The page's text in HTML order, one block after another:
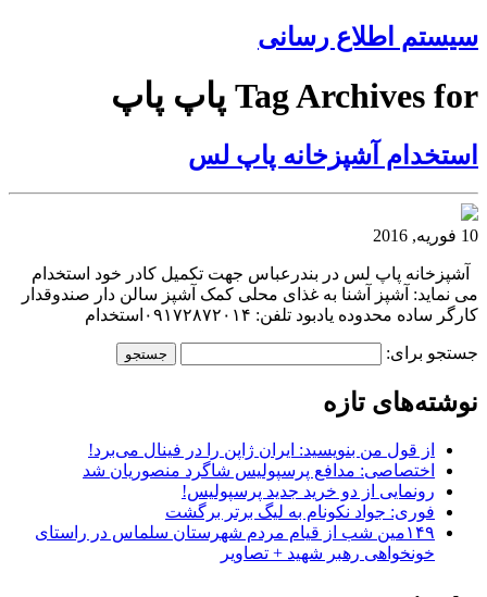
سیستم اطلاع رسانی
Tag Archives for پاپ پاپ
استخدام آشپزخانه پاپ لس
10 فوریه, 2016
آشپزخانه پاپ لس در بندرعباس جهت تکمیل کادر خود استخدام
می نماید: آشپز آشنا به غذای محلی کمک آشپز سالن دار صندوقدار
کارگر ساده محدوده یادبود تلفن: ۰۹۱۷۲۸۷۲۰۱۴استخدام
جستجو برای:
نوشته‌های تازه
از قول من بنویسید: ایران ژاپن را در فینال می‌برد!
اختصاصی: مدافع پرسپولیس شاگرد منصوریان شد
رونمایی از دو خرید جدید پرسپولیس!
فوری: جواد نکونام به لیگ برتر برگشت
۱۴۹مین شب از قیام مردم شهرستان سلماس در راستای
خونخواهی رهبر شهید + تصاویر